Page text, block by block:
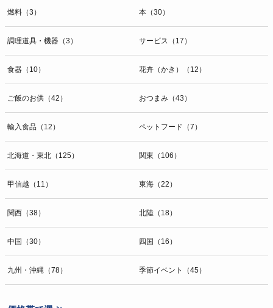
ＦＡＸ：047-401-6847
燃料（3） 本（30）
調理道具・機器（3） サービス（17）
食器（10） 花卉（かき）（12）
ご飯のお供（42） おつまみ（43）
輸入食品（12） ペットフード（7）
北海道・東北（125） 関東（106）
甲信越（11） 東海（22）
関西（38） 北陸（18）
中国（30） 四国（16）
九州・沖縄（78） 季節イベント（45）